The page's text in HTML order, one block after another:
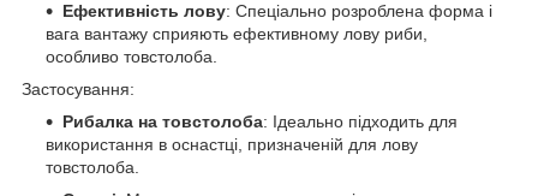
Ефективність лову: Спеціально розроблена форма і
вага вантажу сприяють ефективному лову риби,
особливо товстолоба.
Застосування:
Рибалка на товстолоба: Ідеально підходить для
використання в оснастці, призначеній для лову
товстолоба.